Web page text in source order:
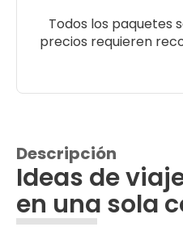
Todos los paquetes
precios requieren
Descripción
Ideas de
en una sola